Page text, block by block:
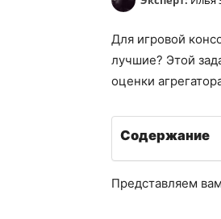
Для игровой
лучшие? Этой
оценки
Содержание
Представляем